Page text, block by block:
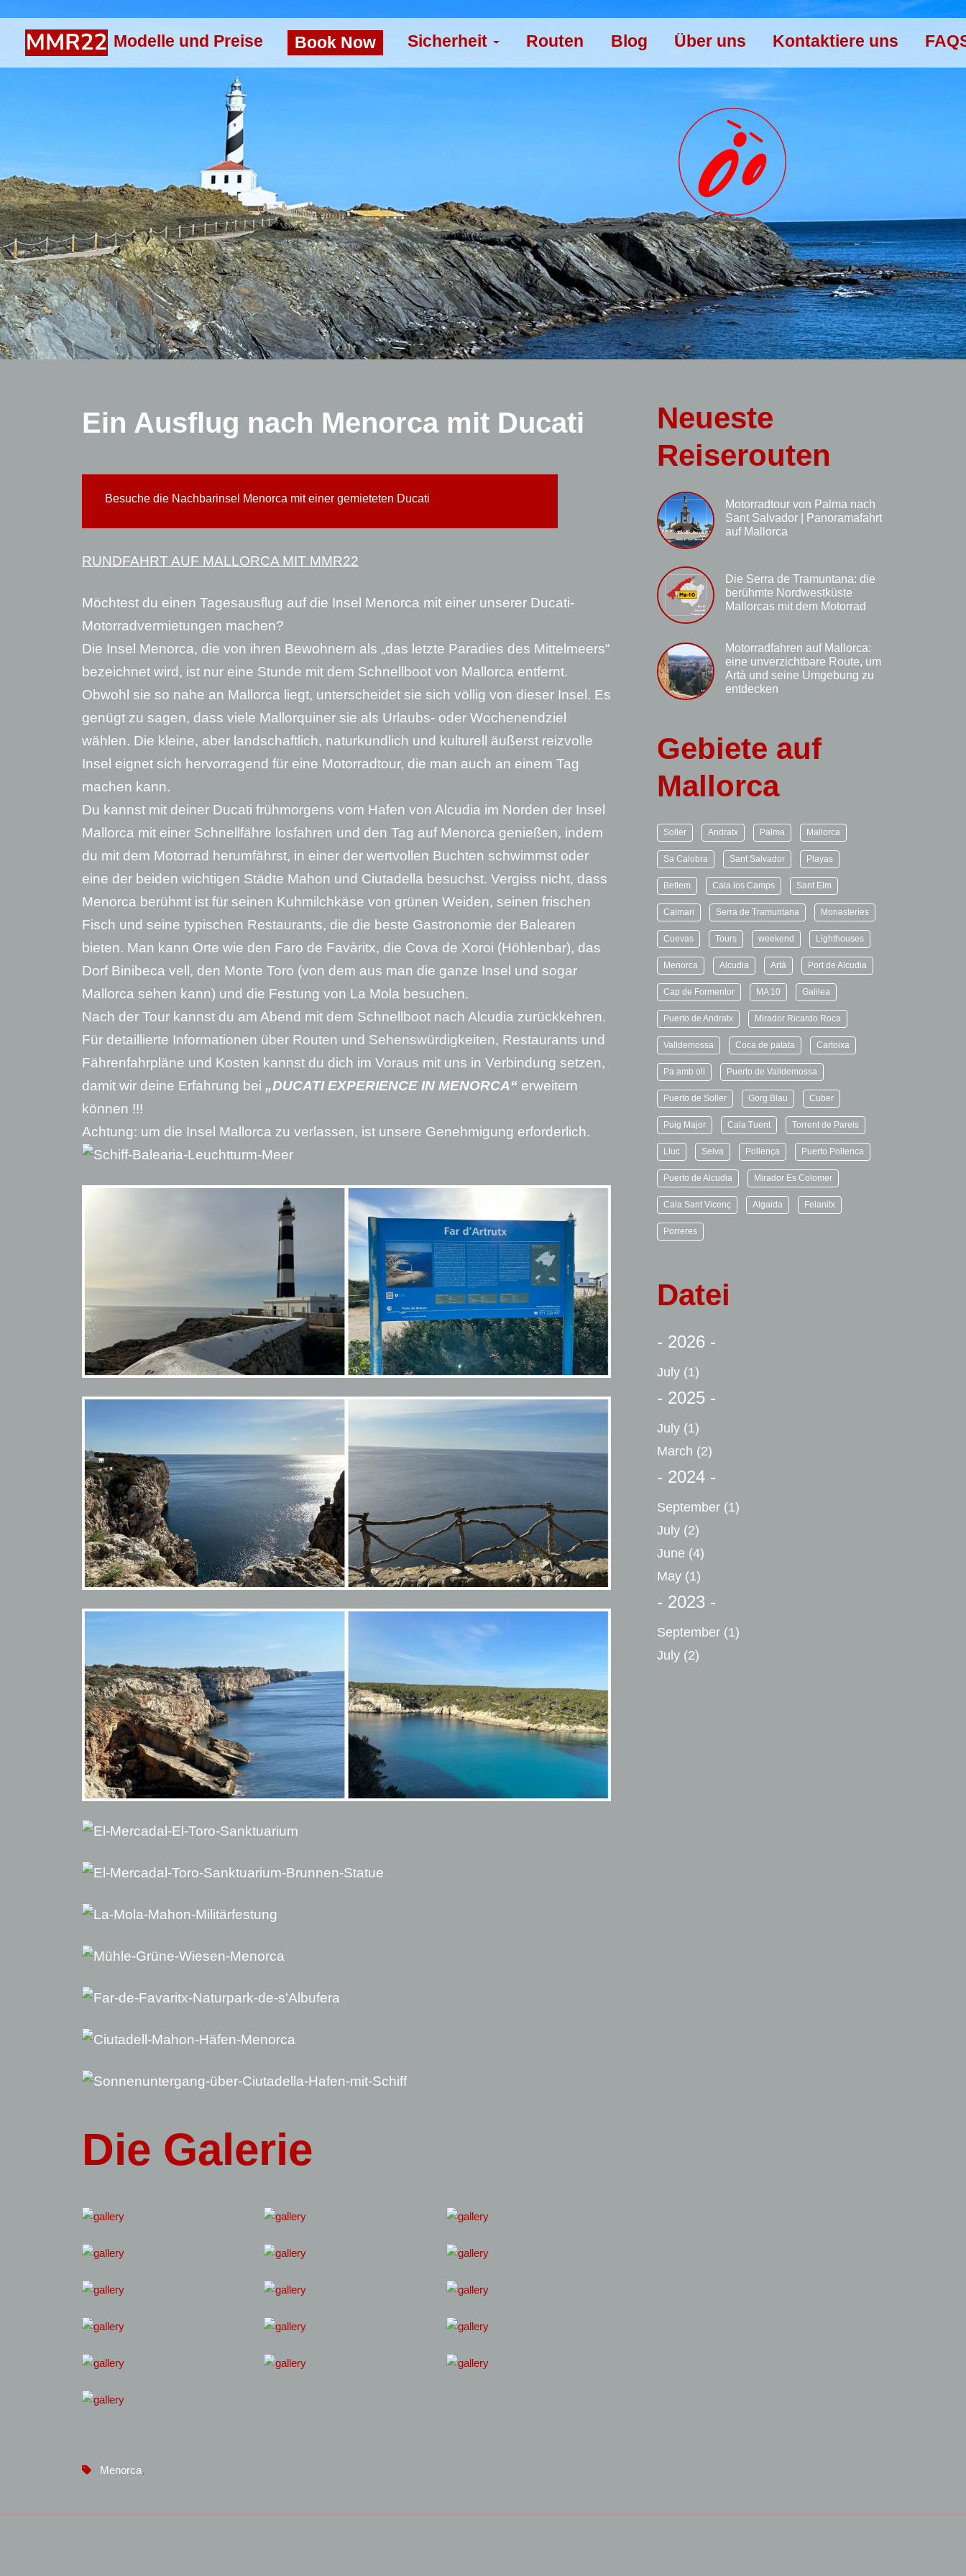
Modelle und Preise Book Now Sicherheit Routen Blog Über uns Kontaktiere uns
Ein Ausflug nach Menorca mit Ducati
Besuche die Nachbarinsel Menorca mit einer gemieteten Ducati
RUNDFAHRT AUF MALLORCA MIT MMR22
Möchtest du einen Tagesausflug auf die Insel Menorca mit einer unserer Ducati-
Motorradvermietungen machen?
Die Insel Menorca, die von ihren Bewohnern als „das letzte Paradies des Mittelmeers“
bezeichnet wird, ist nur eine Stunde mit dem Schnellboot von Mallorca entfernt.
Obwohl sie so nahe an Mallorca liegt, unterscheidet sie sich völlig von dieser Insel. Es
genügt zu sagen, dass viele Mallorquiner sie als Urlaubs- oder Wochenendziel
wählen. Die kleine, aber landschaftlich, naturkundlich und kulturell äußerst reizvolle
Insel eignet sich hervorragend für eine Motorradtour, die man auch an einem Tag
machen kann.
Du kannst mit deiner Ducati frühmorgens vom Hafen von Alcudia im Norden der Insel
Mallorca mit einer Schnellfähre losfahren und den Tag auf Menorca genießen, indem
du mit dem Motorrad herumfährst, in einer der wertvollen Buchten schwimmst oder
eine der beiden wichtigen Städte Mahon und Ciutadella besuchst. Vergiss nicht, dass
Menorca berühmt ist für seinen Kuhmilchkäse von grünen Weiden, seinen frischen
Fisch und seine typischen Restaurants, die die beste Gastronomie der Balearen
bieten. Man kann Orte wie den Faro de Favàritx, die Cova de Xoroi (Höhlenbar), das
Dorf Binibeca vell, den Monte Toro (von dem aus man die ganze Insel und sogar
Mallorca sehen kann) und die Festung von La Mola besuchen.
Nach der Tour kannst du am Abend mit dem Schnellboot nach Alcudia zurückkehren.
Für detaillierte Informationen über Routen und Sehenswürdigkeiten, Restaurants und
Fährenfahrpläne und Kosten kannst du dich im Voraus mit uns in Verbindung setzen,
damit wir deine Erfahrung bei „DUCATI EXPERIENCE IN MENORCA“ erweitern
können !!!
Achtung: um die Insel Mallorca zu verlassen, ist unsere Genehmigung erforderlich.
Die Galerie
Menorca,
Neueste
Reiserouten
Motorradtour von Palma nach
Sant Salvador | Panoramafahrt
auf Mallorca
Die Serra de Tramuntana: die
berühmte Nordwestküste
Mallorcas mit dem Motorrad
Motorradfahren auf Mallorca:
eine unverzichtbare Route, um
Artà und seine Umgebung zu
entdecken
Gebiete auf
Mallorca
Soller Andratx Palma Mallorca
Sa Calobra Sant Salvador Playas
Betlem Cala los Camps Sant Elm
Caimari Serra de Tramuntana Monasteries
Cuevas Tours weekend Lighthouses
Menorca Alcudia Artà Port de Alcudia
Cap de Formentor MA 10 Galilea
Puerto de Andratx Mirador Ricardo Roca
Valldemossa Coca de patata Cartoixa
Pa amb oli Puerto de Valldemossa
Puerto de Soller Gorg Blau Cuber
Puig Major Cala Tuent Torrent de Pareis
Lluc Selva Pollença Puerto Pollenca
Puerto de Alcudia Mirador Es Colomer
Cala Sant Vicenç Algaida Felanitx
Porreres
Datei
- 2026 -
July (1)
- 2025 -
July (1)
March (2)
- 2024 -
September (1)
July (2)
June (4)
May (1)
- 2023 -
September (1)
July (2)